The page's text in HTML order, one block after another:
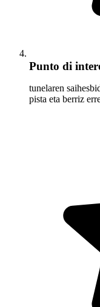
Punto di
tunelaren
pista eta berriz